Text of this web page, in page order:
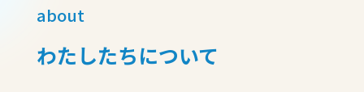
about
わたしたちについて